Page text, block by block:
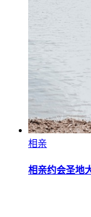
相亲
相亲约会圣地